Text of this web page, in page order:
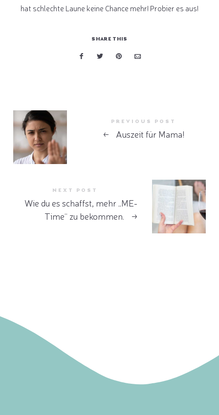
hat schlechte Laune keine Chance mehr! Probier es aus!
SHARE THIS
PREVIOUS POST
← Auszeit für Mama!
NEXT POST
Wie du es schaffst, mehr „ME-
Time“ zu bekommen.
→